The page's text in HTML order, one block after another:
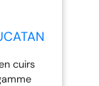
cuirs